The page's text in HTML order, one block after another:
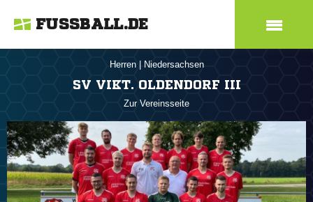
FUSSBALL.DE
Herren Niedersachsen
SV VIKT. OLDENDORF III
Zur Vereinsseite